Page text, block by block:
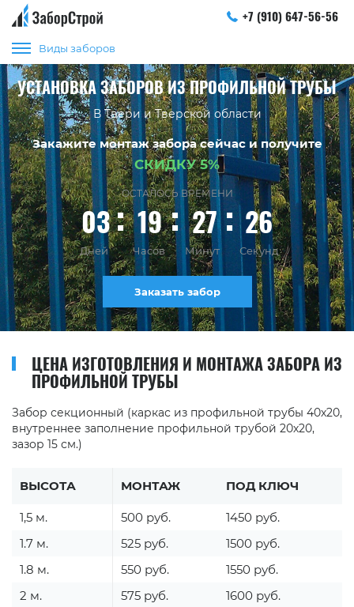
+7 (910) 647-56-56
Виды заборов
УСТАНОВКА ЗАБОРОВ ИЗ ПРОФИЛЬНОЙ ТРУБЫ
В Твери и Тверской области
Закажите монтаж забора сейчас и получите
СКИДКУ 5%
ОСТАЛОСЬ ВРЕМЕНИ
03 19 27 25
Дней Часов Минут Секунд
Заказать забор
ЦЕНА ИЗГОТОВЛЕНИЯ И МОНТАЖА ЗАБОРА ИЗ
ПРОФИЛЬНОЙ ТРУБЫ
Забор секционный (каркас из профильной трубы 40х20,
внутреннее заполнение профильной трубой 20х20,
зазор 15 см.)
ВЫСОТА МОНТАЖ ПОД КЛЮЧ
1,5 м. 500 руб.
1450 руб.
1.7 м.
525 руб.
1500 руб.
1.8 м.
550 руб.
1550 руб.
2 м.
575 руб. 1600 руб.